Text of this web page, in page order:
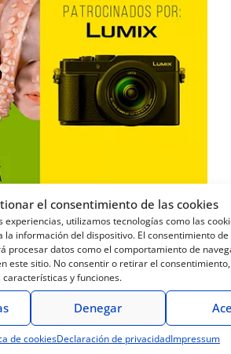
el consentimiento de las cookies
experiencias, utilizamos tecnologías como las
la información del dispositivo. El consentimiento de
procesar datos como el comportamiento de
este sitio. No consentir o retirar el
y funciones.
Denegar
de cookiesDeclaración de privacidadImpressum
fechas del Festival
fotografía Blipoint. Y desde
perdérnoslo. Tenemos
contar con la ponencia del
Jorge Alvariño. Fotógrafo
publicidad, fotografía